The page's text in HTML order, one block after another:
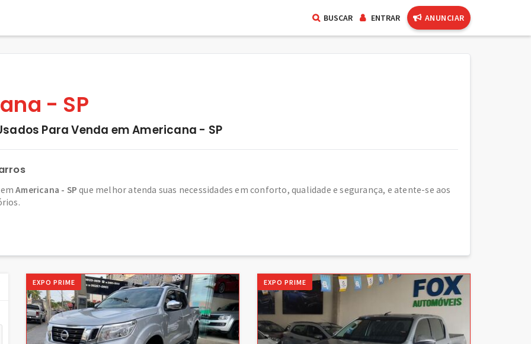
BUSCAR ENTRAR ANUNCIAR
- SP
Para Venda em Americana - SP
emAmericana - SP que melhor atenda suas necessidades em conforto, qualidade e segurança, e atente-se aos
EXPO PRIME EXPO PRIME